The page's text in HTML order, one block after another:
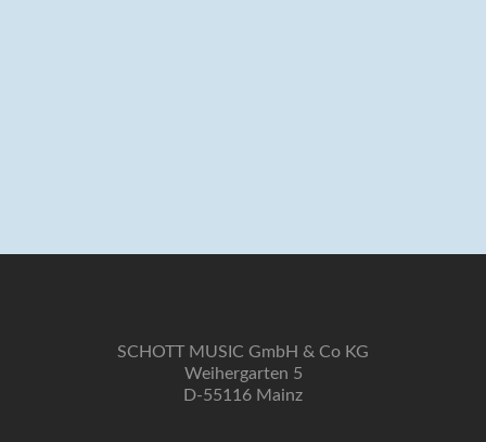
SCHOTT MUSIC GmbH & Co KG
Weihergarten 5
D-55116 Mainz